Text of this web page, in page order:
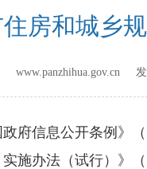
房和城乡
www.panzhihua.gov.cn
信息公开条例》（
施办法（试行）》